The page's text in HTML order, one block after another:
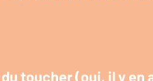
toucher (oui, il y en